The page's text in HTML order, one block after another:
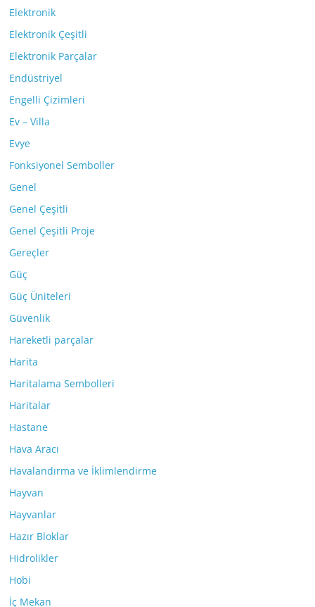
Elektronik
Elektronik Çeşitli
Elektronik Parçalar
Endüstriyel
Engelli Çizimleri
Ev – Villa
Evye
Fonksiyonel Semboller
Genel
Genel Çeşitli
Genel Çeşitli Proje
Gereçler
Güç
Güç Üniteleri
Güvenlik
Hareketli parçalar
Harita
Haritalama Sembolleri
Haritalar
Hastane
Hava Aracı
Havalandırma ve İklimlendirme
Hayvan
Hayvanlar
Hazır Bloklar
Hidrolikler
Hobi
İç Mekan